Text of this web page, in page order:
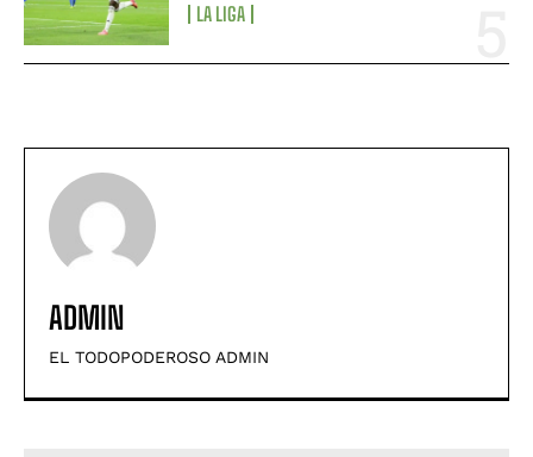
LA LIGA
ADMIN
EL TODOPODEROSO ADMIN